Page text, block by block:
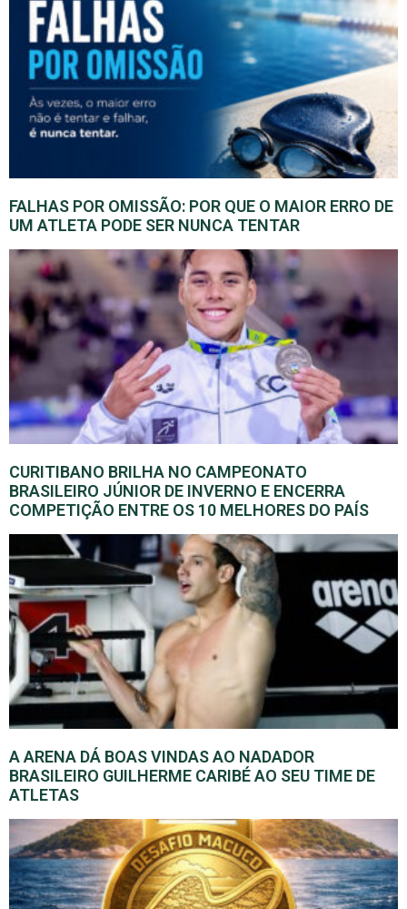
FALHAS POR OMISSÃO: POR QUE O MAIOR ERRO DE
UM ATLETA PODE SER NUNCA TENTAR
CURITIBANO BRILHA NO CAMPEONATO
BRASILEIRO JÚNIOR DE INVERNO E ENCERRA
COMPETIÇÃO ENTRE OS 10 MELHORES DO PAÍS
A ARENA DÁ BOAS VINDAS AO NADADOR
BRASILEIRO GUILHERME CARIBÉ AO SEU TIME DE
ATLETAS